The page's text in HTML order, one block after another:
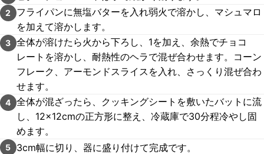
2
フライパンに無塩バターを入れ弱火で溶かし、マシュマロ
を加えて溶かします。
3 全体が溶けたら火から下ろし、1を加え、余熱でチョコ
レートを溶かし、耐熱性のヘラで混ぜ合わせます。コーン
フレーク、アーモンドスライスを入れ、さっくり混ぜ合わ
せます。
4 全体が混ざったら、クッキングシートを敷いたバットに流
し、12×12cmの正方形に整え、冷蔵庫で30分程冷やし固
めます。
5 3cm幅に切り、器に盛り付けて完成です。